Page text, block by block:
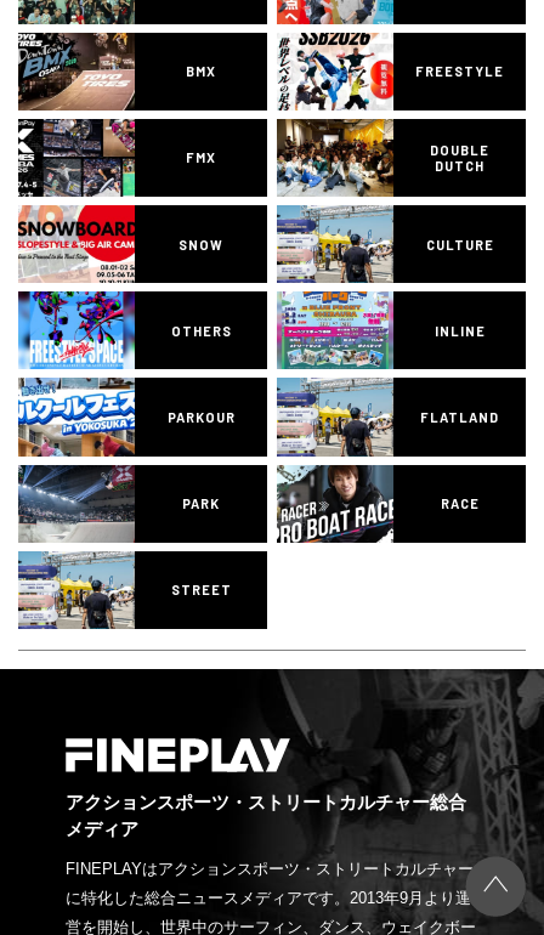
BMX FREESTYLE
FMX
DOUBLE
DUTCH
SNOW CULTURE
OTHERS INLINE
PARKOUR FLATLAND
PARK RACE
STREET
アクションスポーツ・ストリートカルチャー総合
メディア
FINEPLAYはアクションスポーツ・ストリートカルチャー
に特化した総合ニュースメディアです。2013年9月より運
営を開始し、世界中のサーフィン、ダンス、ウェイクボー